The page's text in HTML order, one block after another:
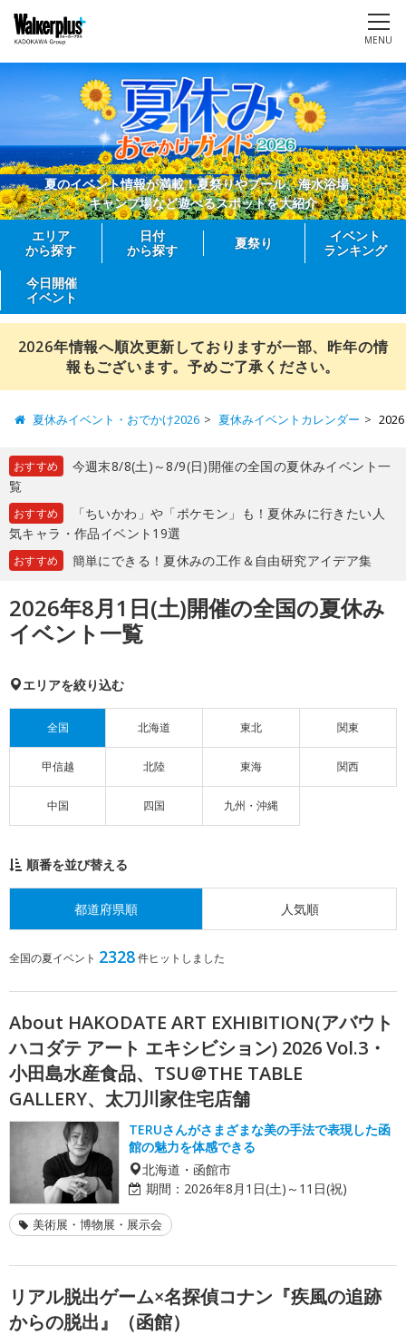
MENU
夏のイベント情報が満載！夏祭りやプール、海水浴場、
キャンプ場など遊べるスポットを大紹介
エリア
から探す
日付
から探す
夏祭り
イベント
ランキング
今日開催
イベント
2026年情報へ順次更新しておりますが一部、昨年の情
報もございます。予めご了承ください。
夏休みイベント・おでかけ2026 夏休みイベントカレンダー
おすすめ
今週末8/8(土)～8/9(日)開催の全国の夏休みイベント一
覧
おすすめ
「ちいかわ」や「ポケモン」も！夏休みに行きたい人
気キャラ・作品イベント19選
おすすめ 簡単にできる！夏休みの工作＆自由研究アイデア集
2026年8月1日(土)開催の全国の夏休み
イベント一覧
エリアを絞り込む
全国 北海道 東北 関東
甲信越 北陸 東海 関西
中国 四国 九州・沖縄
順番を並び替える
都道府県順 人気順
全国の夏イベント 2328件ヒットしました
About HAKODATE ART EXHIBITION(アバウト
ハコダテ アート エキシビション) 2026 Vol.3・
小田島水産食品、TSU＠THE TABLE
GALLERY、太刀川家住宅店舗
TERUさんがさまざまな美の手法で表現した函
館の魅力を体感できる
北海道・函館市
期間： 2026年8月1日(土)～11日(祝)
美術展・博物展・展示会
リアル脱出ゲーム×名探偵コナン『疾風の追跡
からの脱出』（函館）